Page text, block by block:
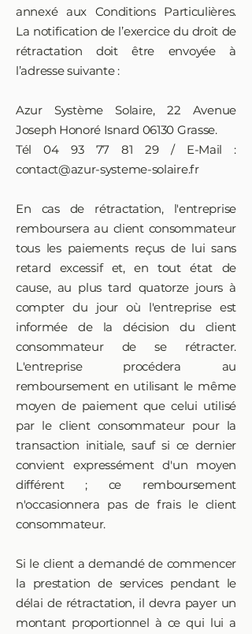
annexé aux Conditions Particulières.
La notification de l’exercice du droit de
rétractation doit être envoyée à
l’adresse suivante :
Azur Système Solaire, 22 Avenue
Joseph Honoré Isnard 06130 Grasse.
Tél 04 93 77 81 29 / E-Mail :
contact@azur-systeme-solaire.fr
En cas de rétractation, l'entreprise
remboursera au client consommateur
tous les paiements reçus de lui sans
retard excessif et, en tout état de
cause, au plus tard quatorze jours à
compter du jour où l'entreprise est
informée de la décision du client
consommateur de se rétracter.
L'entreprise procédera au
remboursement en utilisant le même
moyen de paiement que celui utilisé
par le client consommateur pour la
transaction initiale, sauf si ce dernier
convient expressément d'un moyen
différent ; ce remboursement
n'occasionnera pas de frais le client
consommateur.
Si le client a demandé de commencer
la prestation de services pendant le
délai de rétractation, il devra payer un
montant proportionnel à ce qui lui a